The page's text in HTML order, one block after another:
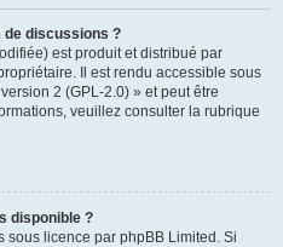
de discussions ?
est produit et distribué par
Il est rendu accessible sous
2 (GPL-2.0) » et peut être
veuillez consulter la rubrique
disponible ?
sous licence par phpBB Limited. Si